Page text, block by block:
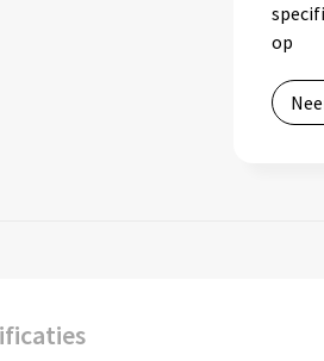
op